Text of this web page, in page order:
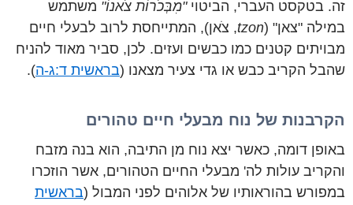
זה. בטקסט העברי, הביטוי"מִבְּכֹרוֹת צֹאנוֹ" משתמש
במילה "צאן" (tzon, צֹאן), המתייחסת לרוב לבעלי חיים
מבויתים קטנים כמו כבשים ועזים. לכן, סביר מאוד להניח
שהבל הקריב כבש או גדי צעיר מצאנו (בראשית ד:ג-ה).
הקרבנות של נוח מבעלי חיים טהורים
באופן דומה, כאשר יצא נוח מן התיבה, הוא בנה מזבח
והקריב עולות לה' מבעלי החיים הטהורים, אשר הוזכרו
במפורש בהוראותיו של אלוהים לפני המבול (בראשית